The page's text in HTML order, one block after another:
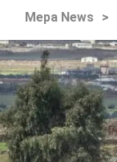
Mepa News >